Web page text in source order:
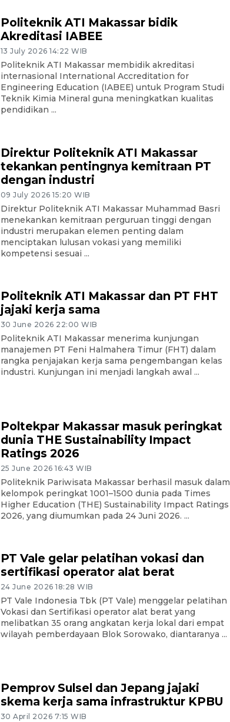
Politeknik ATI Makassar bidik
Akreditasi IABEE
13 July 2026 14:22 WIB
Politeknik ATI Makassar membidik akreditasi
internasional International Accreditation for
Engineering Education (IABEE) untuk Program Studi
Teknik Kimia Mineral guna meningkatkan kualitas
pendidikan ...
Direktur Politeknik ATI Makassar
tekankan pentingnya kemitraan PT
dengan industri
09 July 2026 15:20 WIB
Direktur Politeknik ATI Makassar Muhammad Basri
menekankan kemitraan perguruan tinggi dengan
industri merupakan elemen penting dalam
menciptakan lulusan vokasi yang memiliki
kompetensi sesuai ...
Politeknik ATI Makassar dan PT FHT
jajaki kerja sama
30 June 2026 22:00 WIB
Politeknik ATI Makassar menerima kunjungan
manajemen PT Feni Halmahera Timur (FHT) dalam
rangka penjajakan kerja sama pengembangan kelas
industri. Kunjungan ini menjadi langkah awal ...
Poltekpar Makassar masuk peringkat
dunia THE Sustainability Impact
Ratings 2026
25 June 2026 16:43 WIB
Politeknik Pariwisata Makassar berhasil masuk dalam
kelompok peringkat 1001–1500 dunia pada Times
Higher Education (THE) Sustainability Impact Ratings
2026, yang diumumkan pada 24 Juni 2026. ...
PT Vale gelar pelatihan vokasi dan
sertifikasi operator alat berat
24 June 2026 18:28 WIB
PT Vale Indonesia Tbk (PT Vale) menggelar pelatihan
Vokasi dan Sertifikasi operator alat berat yang
melibatkan 35 orang angkatan kerja lokal dari empat
wilayah pemberdayaan Blok Sorowako, diantaranya ...
Pemprov Sulsel dan Jepang jajaki
skema kerja sama infrastruktur KPBU
30 April 2026 7:15 WIB
02 April 2026 12:51 WIB